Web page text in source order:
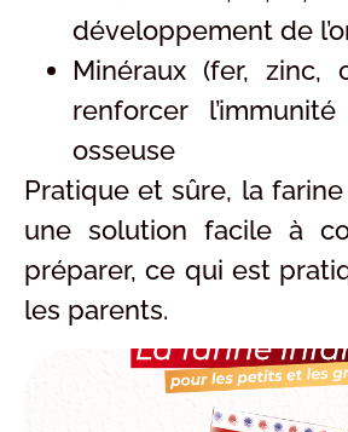
développement de
Minéraux (fer, zinc,
renforcer
osseuse
Pratique et sûre, la
une solution facile à
préparer, ce qui est
les parents.